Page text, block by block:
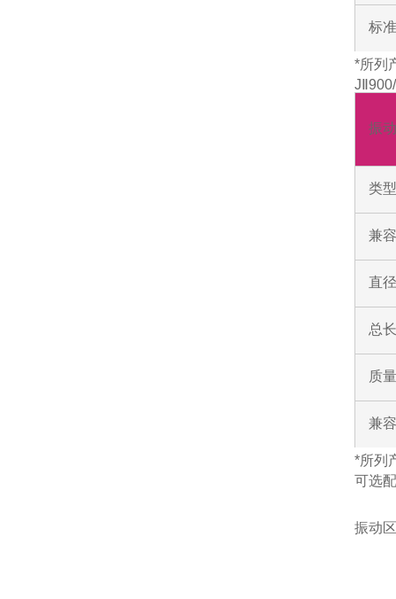
标
*所列
振
类型
兼
直
总
质
兼
*所列
可选
振动